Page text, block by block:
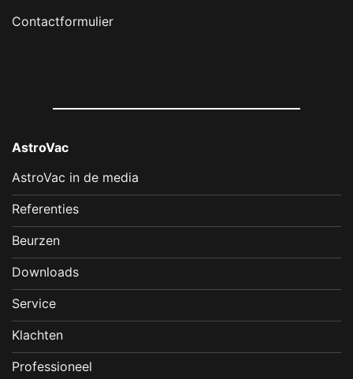
Contactformulier
AstroVac
AstroVac in de media
Referenties
Beurzen
Downloads
Service
Klachten
Professioneel